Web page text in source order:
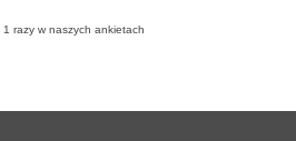
1 razy w naszych ankietach